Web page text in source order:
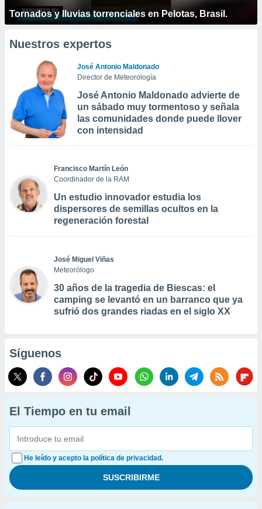
Tornados y lluvias torrenciales en Pelotas, Brasil.
Nuestros expertos
José Antonio Maldonado
Director de Meteorología
José Antonio Maldonado advierte de
un sábado muy tormentoso y señala
las comunidades donde puede llover
con intensidad
Francisco Martín León
Coordinador de la RAM
Un estudio innovador estudia los
dispersores de semillas ocultos en la
regeneración forestal
José Miguel Viñas
Meteorólogo
30 años de la tragedia de Biescas: el
camping se levantó en un barranco que ya
sufrió dos grandes riadas en el siglo XX
Síguenos
El Tiempo en tu email
He leído y acepto la política de privacidad.